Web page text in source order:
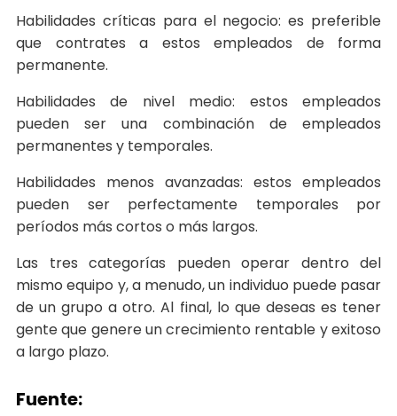
Habilidades críticas para el negocio: es preferible
que contrates a estos empleados de forma
permanente.
Habilidades de nivel medio: estos empleados
pueden ser una combinación de empleados
permanentes y temporales.
Habilidades menos avanzadas: estos empleados
pueden ser perfectamente temporales por
períodos más cortos o más largos.
Las tres categorías pueden operar dentro del
mismo equipo y, a menudo, un individuo puede pasar
de un grupo a otro. Al final, lo que deseas es tener
gente que genere un crecimiento rentable y exitoso
a largo plazo.
Fuente: